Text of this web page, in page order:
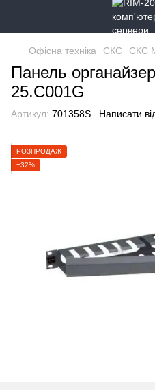
Офісна техніка СКС СКС
Панель
25.C001G
Артикул: 701358S Написати
РОЗПРОДАЖ
−32%